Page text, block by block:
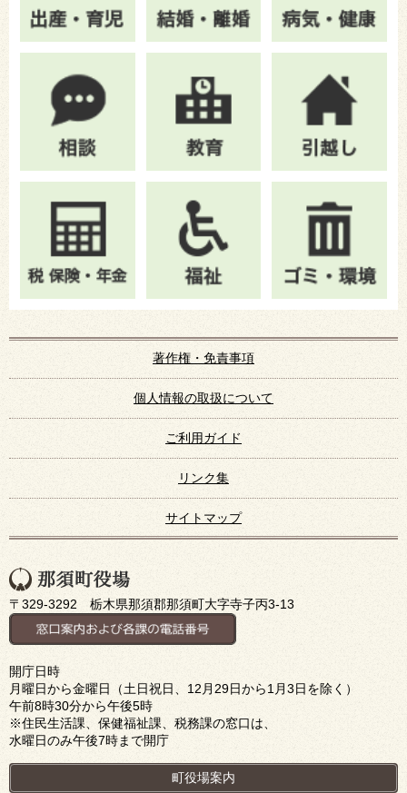
著作権・免責事項
個人情報の取扱について
ご利用ガイド
リンク集
サイトマップ
〒329-3292 栃木県那須郡那須町大字寺子丙3-13
開庁日時
月曜日から金曜日（土日祝日、12月29日から1月3日を除く）
午前8時30分から午後5時
※住民生活課、保健福祉課、税務課の窓口は、
水曜日のみ午後7時まで開庁
町役場案内